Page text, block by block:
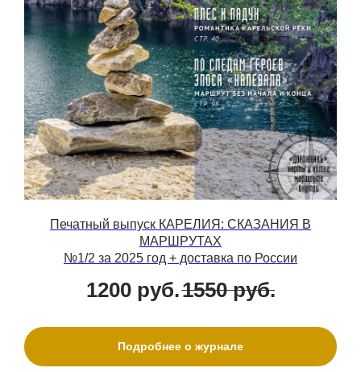
Печатный выпуск КАРЕЛИЯ: СКАЗАНИЯ В
МАРШРУТАХ
№1/2 за 2025 год + доставка по России
1200 руб.1550 руб.
Подробнее о журнале